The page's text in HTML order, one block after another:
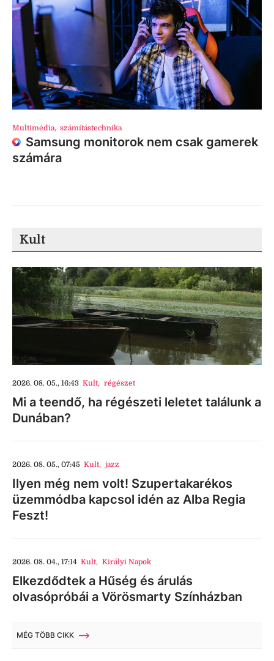
Multimédia, számítástechnika
Samsung monitorok nem csak gamerek
számára
Kult
2026. 08. 05., 16:43 Kult, régészet
Mi a teendő, ha régészeti leletet találunk a
Dunában?
2026. 08. 05., 07:45 Kult, jazz
Ilyen még nem volt! Szupertakarékos
üzemmódba kapcsol idén az Alba Regia
Feszt!
2026. 08. 04., 17:14 Kult, Királyi Napok
Elkezdődtek a Hűség és árulás
olvasópróbái a Vörösmarty Színházban
MÉG TÖBB CIKK